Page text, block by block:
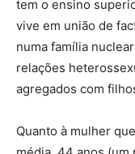
tem o ensino
vive em união de
numa família
relações
agregados com
Quanto à mulher